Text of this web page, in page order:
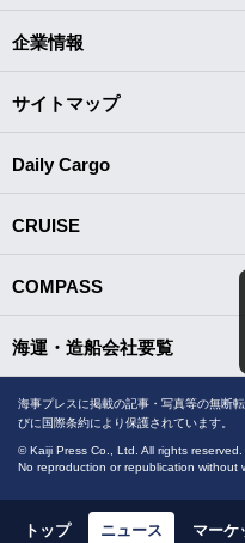
企業情報
サイトマップ
Daily Cargo
CRUISE
COMPASS
海運・造船会社要覧
海事プレスに掲載の記事・写真等の無断
びに国際条約により保護されています。
© Kaiji Press Co., Ltd. All rights reserved.
No reproduction or republication without
トップ ニュース マーケ